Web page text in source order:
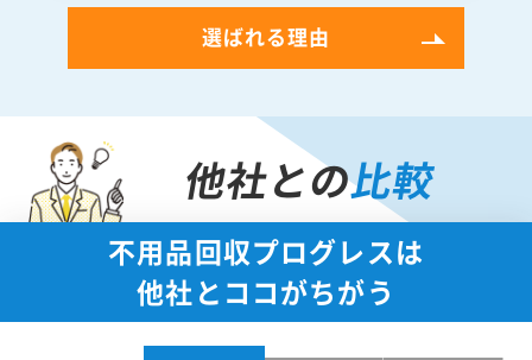
選ばれる理由
他社との比較
不用品回収プログレスは
他社とココがちがう